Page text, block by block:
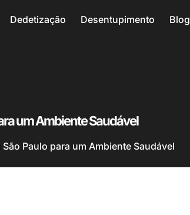
Dedetização Desentupimento Blog
um Ambiente Saudável
Paulo para um Ambiente Saudável